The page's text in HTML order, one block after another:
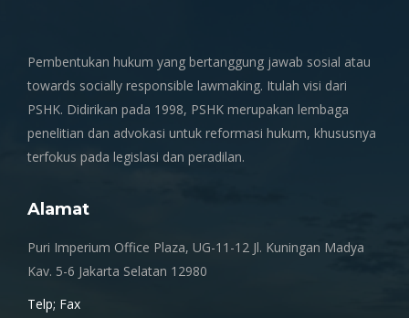
Pembentukan hukum yang bertanggung jawab sosial atau
towards socially responsible lawmaking. Itulah visi dari
PSHK. Didirikan pada 1998, PSHK merupakan lembaga
penelitian dan advokasi untuk reformasi hukum, khususnya
terfokus pada legislasi dan peradilan.
Alamat
Puri Imperium Office Plaza, UG-11-12 Jl. Kuningan Madya
Kav. 5-6 Jakarta Selatan 12980
Telp; Fax